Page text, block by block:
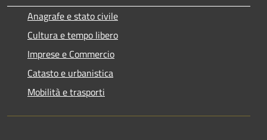
Anagrafe e stato civile
Cultura e tempo libero
Imprese e Commercio
Catasto e urbanistica
Mobilità e trasporti